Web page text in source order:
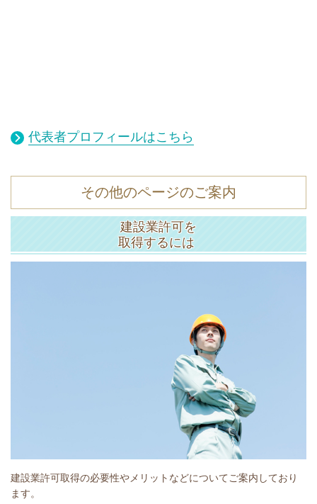
代表者プロフィールはこちら
その他のページのご案内
建設業許可を
取得するには
建設業許可取得の必要性やメリットなどについてご案内しており
ます。